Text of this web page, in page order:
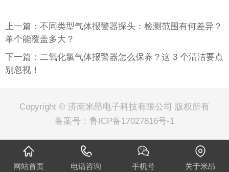
上一篇：不同类型气体报警器探头：检测范围有何差异？
单个能覆盖多大？
下一篇：二氧化氯气体报警器怎么保养？这 3 个清洁要点
别忽视！
Copyright © 济南米昂电子科技有限公司 版权所有
备案号： 鲁ICP备17027816号-1
网站首页 电话咨询 手机号 关于米昂